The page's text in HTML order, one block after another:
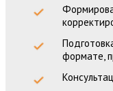
формате,